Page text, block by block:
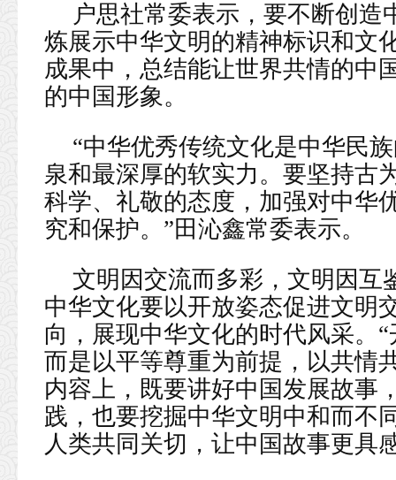
户思社常委表示，要不断创
炼展示中华文明的精神标识和文
成果中，总结能让世界共情的中
的中国形象。
“中华优秀传统文化是中华民
泉和最深厚的软实力。要坚持古
科学、礼敬的态度，加强对中华
究和保护。”田沁鑫常委表示。
文明因交流而多彩，文明因互
中华文化要以开放姿态促进文明
向，展现中华文化的时代风采。
而是以平等尊重为前提，以共情
内容上，既要讲好中国发展故事
践，也要挖掘中华文明中和而不
人类共同关切，让中国故事更具